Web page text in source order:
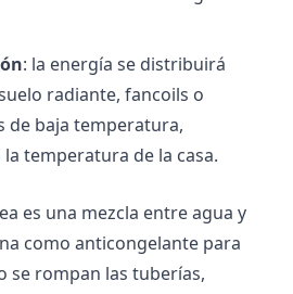
: la energía se distribuirá
radiante, fancoils o
de baja temperatura,
temperatura de la casa.
es una mezcla entre agua y
como anticongelante para
se rompan las tuberías,